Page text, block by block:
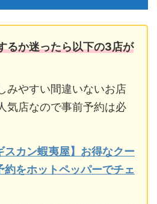
るか迷ったら以下の3店が
みやすい間違いないお店
気店なので事前予約は必
スカン蝦夷屋】お得なクー
約をホットペッパーでチェ